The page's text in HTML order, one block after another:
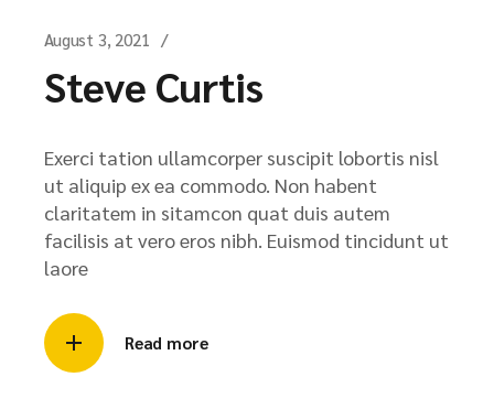
August 3, 2021
Steve Curtis
Exerci tation ullamcorper suscipit lobortis nisl
ut aliquip ex ea commodo. Non habent
claritatem in sitamcon quat duis autem
facilisis at vero eros nibh. Euismod tincidunt ut
laore
Read more